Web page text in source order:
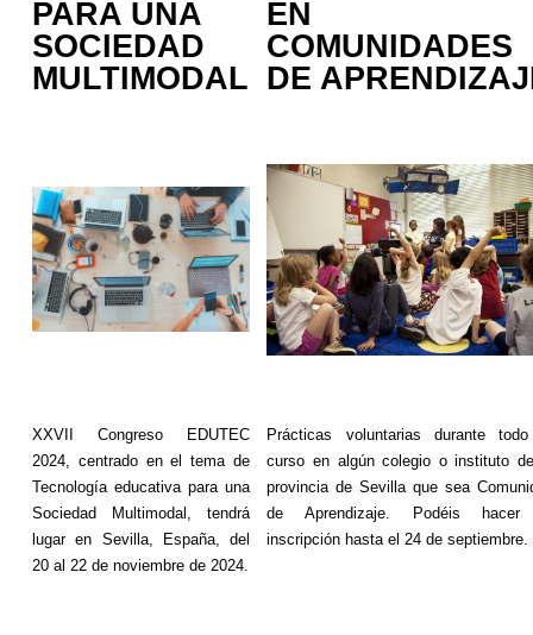
PARA UNA
SOCIEDAD
MULTIMODAL
EN
COMUNIDADES
DE
XXVII Congreso EDUTEC
2024, centrado en el tema de
Tecnología educativa para una
Sociedad Multimodal, tendrá
lugar en Sevilla, España, del
20 al 22 de noviembre de 2024.
Prácticas voluntarias durante
curso en algún colegio o instituto
provincia de Sevilla que sea
de Aprendizaje. Podéis
inscripción hasta el 24 de septiembre.